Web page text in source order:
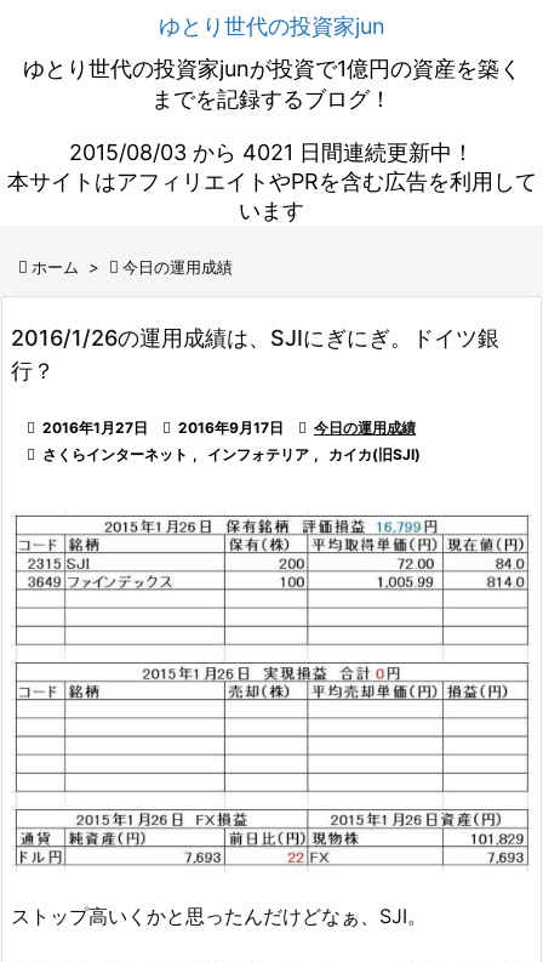
ゆとり世代の投資家jun
ゆとり世代の投資家junが投資で1億円の資産を築く
までを記録するブログ！
2015/08/03 から 4021 日間連続更新中！
本サイトはアフィリエイトやPRを含む広告を利用して
います
 ホーム >  今日の運用成績
2016/1/26の運用成績は、SJIにぎにぎ。ドイツ銀
行？
 2016年1月27日  2016年9月17日  今日の運用成績
 さくらインターネット , インフォテリア , カイカ(旧SJI)
ストップ高いくかと思ったんだけどなぁ、SJI。